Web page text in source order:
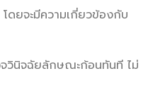
ดยจะมีความเกี่ยวข้องกับ
จวินิจฉัยลักษณะก้อนทันที ไม่